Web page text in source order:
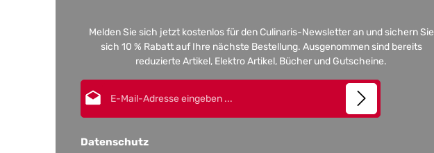
Melden Sie sich jetzt kostenlos für den Culinaris-Newsletter an und sichern Sie
sich 10 % Rabatt auf Ihre nächste Bestellung. Ausgenommen sind bereits
reduzierte Artikel, Elektro Artikel, Bücher und Gutscheine.
Datenschutz